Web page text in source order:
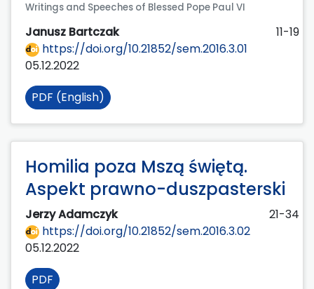
Writings and Speeches of Blessed Pope Paul VI
Janusz Bartczak
11-19
https://doi.org/10.21852/sem.2016.3.01
05.12.2022
PDF (English)
Homilia poza Mszą świętą.
Aspekt prawno-duszpasterski
Jerzy Adamczyk
21-34
https://doi.org/10.21852/sem.2016.3.02
05.12.2022
PDF